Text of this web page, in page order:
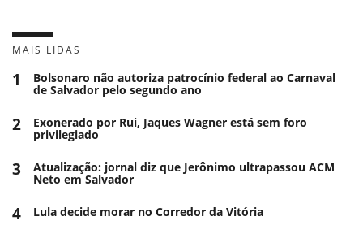
MAIS LIDAS
1 Bolsonaro não autoriza patrocínio federal ao Carnaval
de Salvador pelo segundo ano
2 Exonerado por Rui, Jaques Wagner está sem foro
privilegiado
3 Atualização: jornal diz que Jerônimo ultrapassou ACM
Neto em Salvador
4 Lula decide morar no Corredor da Vitória